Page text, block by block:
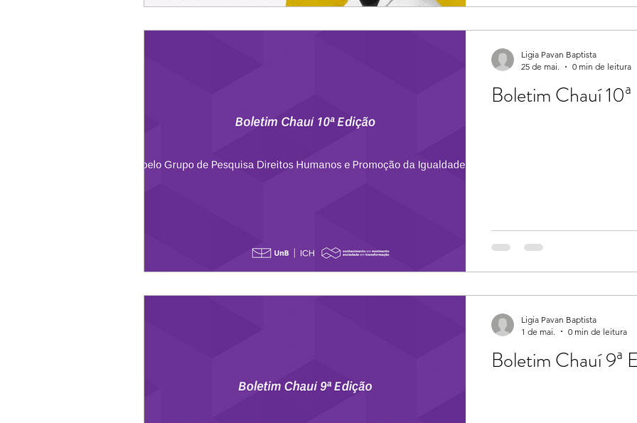
envolvem gênero e suas
Boletim Chauí
Ligia Pavan Baptista
25 de mai.
0 min de leitura
Boletim Chauí 9ª
Ligia Pavan Baptista
1 de mai.
0 min de leitura